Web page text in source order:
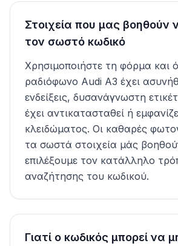
Στοιχεία που μας βοηθούν
τον σωστό κωδικό
Χρησιμοποιήστε τη φόρμα και
ραδιόφωνο Audi A3 έχει
ενδείξεις, δυσανάγνωστη
έχει αντικατασταθεί ή
κλειδώματος. Οι καθαρές
τα σωστά στοιχεία μάς
επιλέξουμε τον κατάλληλο
αναζήτησης του κωδικού.
Γιατί ο κωδικός μπορεί να